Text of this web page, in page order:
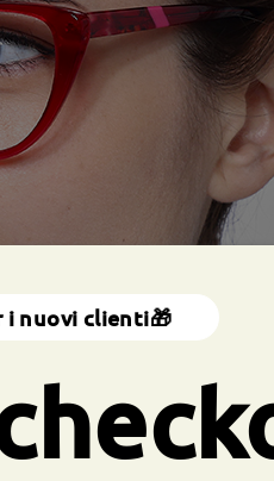
i nuovi clienti🎁